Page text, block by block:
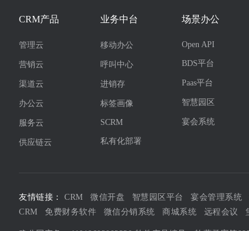
CRM产品
管理云
营销云
渠道云
办公云
服务云
供应链云
业务中台
移动办公
呼叫中心
进销存
标签画像
SCRM
私有化部署
场景办公
Open API
BDS平台
Paas平台
智慧园区
宴会系统
友情链接： CRM 微信开盘 智慧园区平台 宴会管理系统
CRM
免费财务软件 微信分销系统 商城系统 远程会议